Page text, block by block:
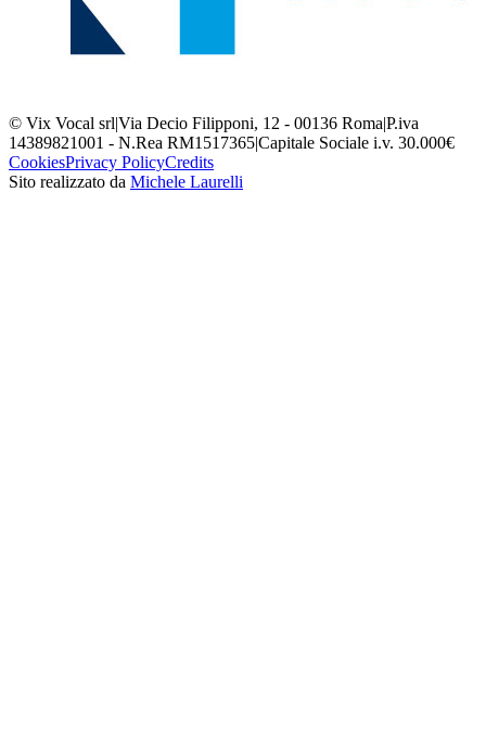
© Vix Vocal srlVia Decio Filipponi, 12 - 00136 RomaP.iva
14389821001 - N.Rea RM1517365Capitale Sociale i.v. 30.000€
CookiesPrivacy PolicyCredits
Sito realizzato da Michele Laurelli